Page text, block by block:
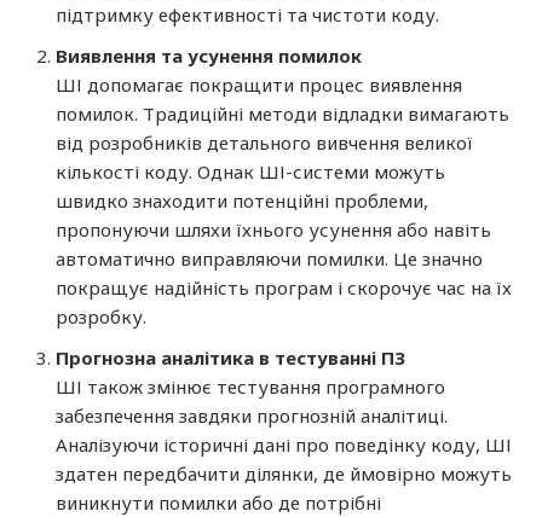
підтримку ефективності та чистоти коду.
Виявлення та усунення помилок
ШІ допомагає покращити процес виявлення
помилок. Традиційні методи відладки вимагають
від розробників детального вивчення великої
кількості коду. Однак ШІ-системи можуть
швидко знаходити потенційні проблеми,
пропонуючи шляхи їхнього усунення або навіть
автоматично виправляючи помилки. Це значно
покращує надійність програм і скорочує час на їх
розробку.
Прогнозна аналітика в тестуванні ПЗ
ШІ також змінює тестування програмного
забезпечення завдяки прогнозній аналітиці.
Аналізуючи історичні дані про поведінку коду, ШІ
здатен передбачити ділянки, де ймовірно можуть
виникнути помилки або де потрібні